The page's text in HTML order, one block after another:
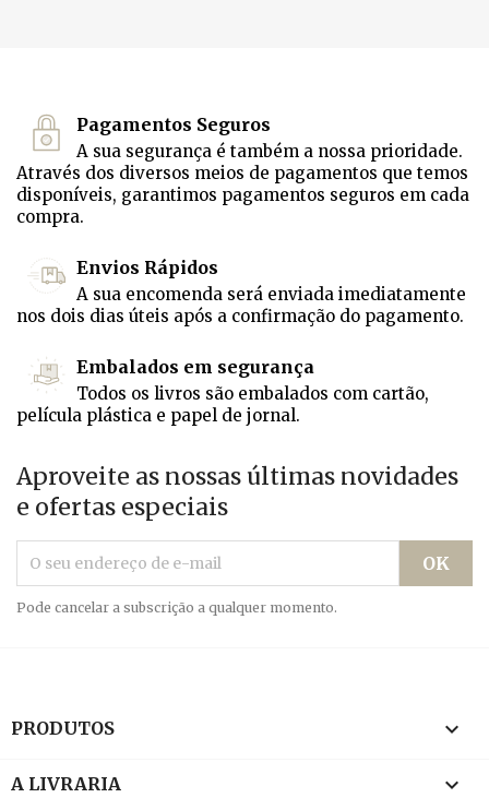
Pagamentos Seguros
A sua segurança é também a nossa prioridade.
Através dos diversos meios de pagamentos que temos
disponíveis, garantimos pagamentos seguros em cada
compra.
Envios Rápidos
A sua encomenda será enviada imediatamente
nos dois dias úteis após a confirmação do pagamento.
Embalados em segurança
Todos os livros são embalados com cartão,
película plástica e papel de jornal.
Aproveite as nossas últimas novidades
e ofertas especiais
Pode cancelar a subscrição a qualquer momento.
PRODUTOS 
A LIVRARIA 